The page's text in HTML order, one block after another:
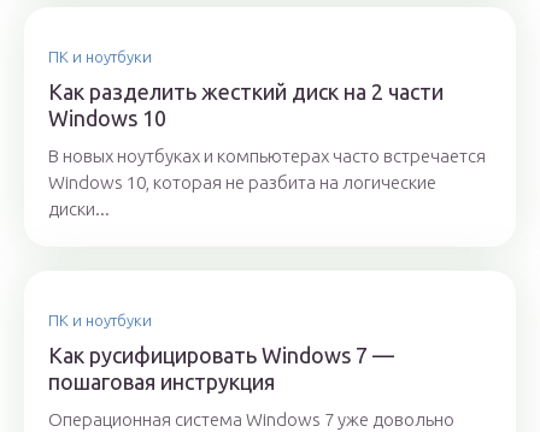
ПК и ноутбуки
Как разделить жесткий диск на 2 части
Windows 10
В новых ноутбуках и компьютерах часто встречается
Windows 10, которая не разбита на логические
диски...
ПК и ноутбуки
Как русифицировать Windows 7 —
пошаговая инструкция
Операционная система Windows 7 уже довольно